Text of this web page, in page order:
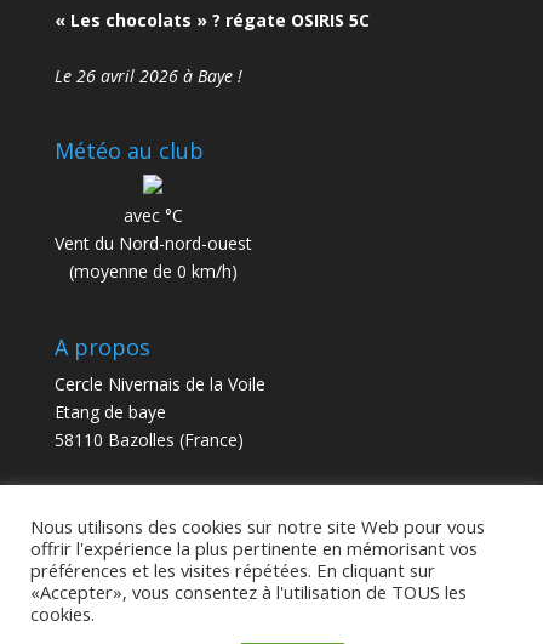
« Les chocolats » ? régate OSIRIS 5C
Le 26 avril 2026 à Baye !
Météo au club
avec °C
Vent du Nord-nord-ouest
(moyenne de 0 km/h)
A propos
Cercle Nivernais de la Voile
Etang de baye
58110 Bazolles (France)
Nous utilisons des cookies sur notre site Web pour vous
offrir l'expérience la plus pertinente en mémorisant vos
préférences et les visites répétées. En cliquant sur
«Accepter», vous consentez à l'utilisation de TOUS les
cookies.